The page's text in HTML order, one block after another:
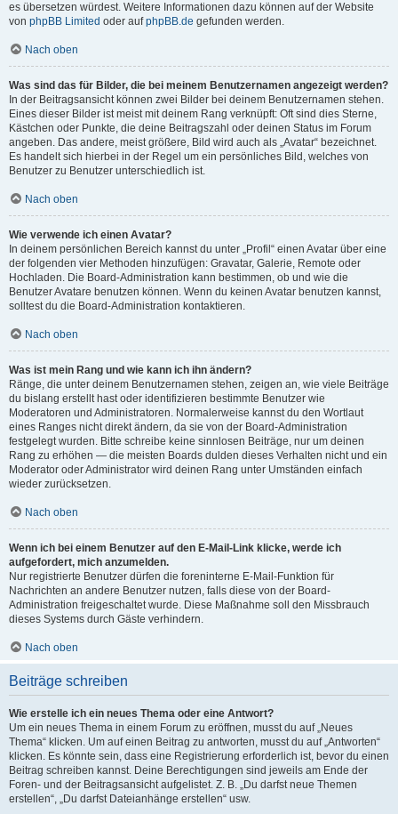
es übersetzen würdest. Weitere Informationen dazu können auf der Website
von phpBB Limited oder aufphpBB.de gefunden werden.
Nach oben
Was sind das für Bilder, die bei meinem Benutzernamen angezeigt werden?
In der Beitragsansicht können zwei Bilder bei deinem Benutzernamen stehen.
Eines dieser Bilder ist meist mit deinem Rang verknüpft: Oft sind dies Sterne,
Kästchen oder Punkte, die deine Beitragszahl oder deinen Status im Forum
angeben. Das andere, meist größere, Bild wird auch als „Avatar“ bezeichnet.
Es handelt sich hierbei in der Regel um ein persönliches Bild, welches von
Benutzer zu Benutzer unterschiedlich ist.
Nach oben
Wie verwende ich einen Avatar?
In deinem persönlichen Bereich kannst du unter „Profil“ einen Avatar über eine
der folgenden vier Methoden hinzufügen: Gravatar, Galerie, Remote oder
Hochladen. Die Board-Administration kann bestimmen, ob und wie die
Benutzer Avatare benutzen können. Wenn du keinen Avatar benutzen kannst,
solltest du die Board-Administration kontaktieren.
Nach oben
Was ist mein Rang und wie kann ich ihn ändern?
Ränge, die unter deinem Benutzernamen stehen, zeigen an, wie viele Beiträge
du bislang erstellt hast oder identifizieren bestimmte Benutzer wie
Moderatoren und Administratoren. Normalerweise kannst du den Wortlaut
eines Ranges nicht direkt ändern, da sie von der Board-Administration
festgelegt wurden. Bitte schreibe keine sinnlosen Beiträge, nur um deinen
Rang zu erhöhen — die meisten Boards dulden dieses Verhalten nicht und ein
Moderator oder Administrator wird deinen Rang unter Umständen einfach
wieder zurücksetzen.
Nach oben
Wenn ich bei einem Benutzer auf den E-Mail-Link klicke, werde ich
aufgefordert, mich anzumelden.
Nur registrierte Benutzer dürfen die foreninterne E-Mail-Funktion für
Nachrichten an andere Benutzer nutzen, falls diese von der Board-
Administration freigeschaltet wurde. Diese Maßnahme soll den Missbrauch
dieses Systems durch Gäste verhindern.
Nach oben
Beiträge schreiben
Wie erstelle ich ein neues Thema oder eine Antwort?
Um ein neues Thema in einem Forum zu eröffnen, musst du auf „Neues
Thema“ klicken. Um auf einen Beitrag zu antworten, musst du auf „Antworten“
klicken. Es könnte sein, dass eine Registrierung erforderlich ist, bevor du einen
Beitrag schreiben kannst. Deine Berechtigungen sind jeweils am Ende der
Foren- und der Beitragsansicht aufgelistet. Z. B. „Du darfst neue Themen
erstellen“, „Du darfst Dateianhänge erstellen“ usw.